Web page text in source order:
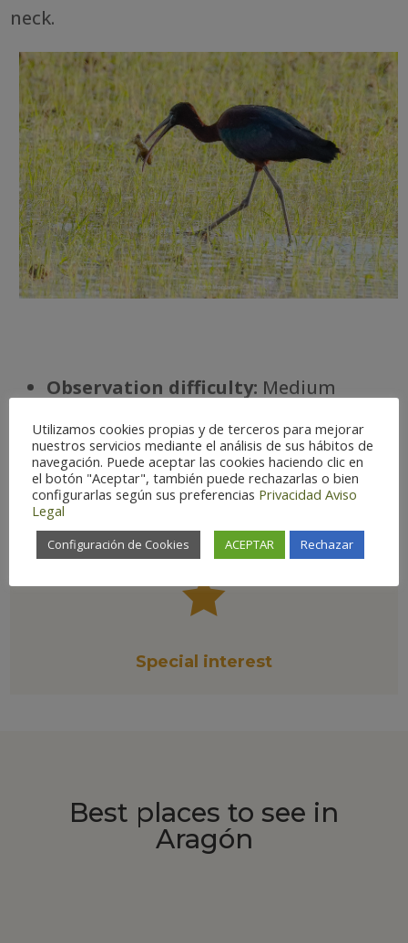
neck.
Observation difficulty: Medium
Optimal Season:Dec-Jan
Conservation Status:Not
threatened
Hábitat:Wetlands

Special interest
Best places to see in
Aragón
Utilizamos cookies propias y de terceros para mejorar
nuestros servicios mediante el análisis de sus hábitos de
navegación. Puede aceptar las cookies haciendo clic en
el botón "Aceptar", también puede rechazarlas o bien
configurarlas según sus preferencias Privacidad Aviso
Legal
Configuración de Cookies ACEPTAR Rechazar